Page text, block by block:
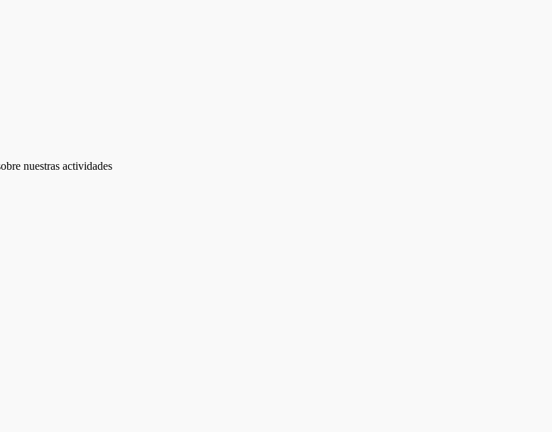
nuestras actividades